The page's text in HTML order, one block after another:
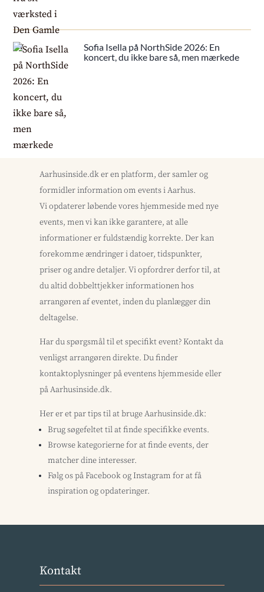
Sofia Isella på NorthSide 2026: En
koncert, du ikke bare så, men mærkede
Aarhusinside.dk er en platform, der samler og
formidler information om events i Aarhus.
Vi opdaterer løbende vores hjemmeside med nye
events, men vi kan ikke garantere, at alle
informationer er fuldstændig korrekte. Der kan
forekomme ændringer i datoer, tidspunkter,
priser og andre detaljer. Vi opfordrer derfor til, at
du altid dobbelttjekker informationen hos
arrangøren af eventet, inden du planlægger din
deltagelse.
Har du spørgsmål til et specifikt event? Kontakt da
venligst arrangøren direkte. Du finder
kontaktoplysninger på eventens hjemmeside eller
på Aarhusinside.dk.
Her er et par tips til at bruge Aarhusinside.dk:
Brug søgefeltet til at finde specifikke events.
Browse kategorierne for at finde events, der
matcher dine interesser.
Følg os på Facebook og Instagram for at få
inspiration og opdateringer.
Kontakt